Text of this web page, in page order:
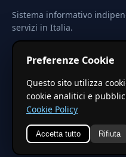
Sistema informativo
servizi in Italia.
Le stime pubblicate sono
territoriali regionali
costituiscono preventivo
© 2026 Aequilibrium —
Preferenze Cookie
Questo sito utilizza
cookie analitici e
Cookie Policy
Accetta tutto Rifiuta